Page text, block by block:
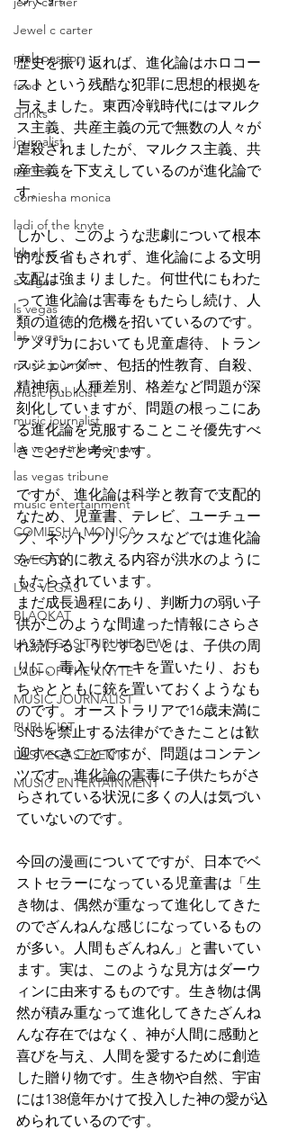
Jewel c carter
pink passion
food
drinks
journalist
parties
comiesha monica
ladi of the knyte
blaqkat
s vegas
ls vegas
las vegas
music journalist
music publicist
music journalist
las vegas tribune news
las vegas tribune
music entertainment
COMIESHA MONICA
S VEGAS
LAS VEGAS
BLAQKAT
LAS VEGAS TRIBUNENEWS
LADI OF THE KNYTE
MUSIC JOURNALIST
PUBLICIST
LAS VEGAS EVENTS
MUSIC ENTERTAINMENT
歴史を振り返れば、進化論はホロコー
ストという残酷な犯罪に思想的根拠を
与えました。東西冷戦時代にはマルク
ス主義、共産主義の元で無数の人々が
虐殺されましたが、マルクス主義、共
産主義を下支えしているのが進化論で
す。
しかし、このような悲劇について根本
的な反省もされず、進化論による文明
支配は強まりました。何世代にもわた
って進化論は害毒をもたらし続け、人
類の道徳的危機を招いているのです。
アメリカにおいても児童虐待、トラン
スジェンダー、包括的性教育、自殺、
精神病、人種差別、格差など問題が深
刻化していますが、問題の根っこにあ
る進化論を克服することこそ優先すべ
きことだと考えます。
ですが、進化論は科学と教育で支配的
なため、児童書、テレビ、ユーチュー
ブ、ネットフリックスなどでは進化論
を一方的に教える内容が洪水のように
もたらされています。
まだ成長過程にあり、判断力の弱い子
供がこのような間違った情報にさらさ
れ続けるようにすることは、子供の周
りに、毒入りケーキを置いたり、おも
ちゃとともに銃を置いておくようなも
のです。オーストラリアで16歳未満に
SNSを禁止する法律ができたことは歓
迎すべきことですが、問題はコンテン
ツです。進化論の害毒に子供たちがさ
らされている状況に多くの人は気づい
ていないのです。
今回の漫画についてですが、日本でベ
ストセラーになっている児童書は「生
き物は、偶然が重なって進化してきた
のでざんねんな感じになっているもの
が多い。人間もざんねん」と書いてい
ます。実は、このような見方はダーウ
ィンに由来するものです。生き物は偶
然が積み重なって進化してきたざんね
んな存在ではなく、神が人間に感動と
喜びを与え、人間を愛するために創造
した贈り物です。生き物や自然、宇宙
には138億年かけて投入した神の愛が込
められているのです。